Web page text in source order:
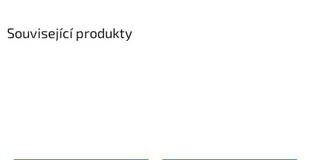
Související produkty